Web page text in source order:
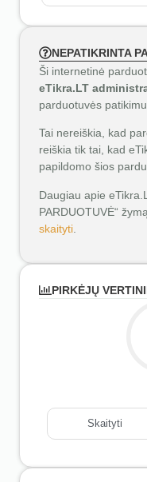
NEPATIKRINTA
Ši internetinė
eTikra.LT
parduotuvės
Tai nereiškia, kad
reiškia tik tai, kad
papildomo šios
Daugiau apie
PARDUOTUVĖ“
skaityti
PIRKĖJŲ
Skaityti